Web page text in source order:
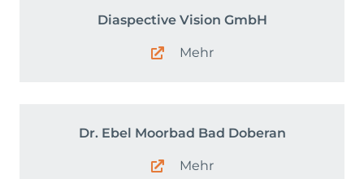
Diaspective Vision GmbH
Mehr
Dr. Ebel Moorbad Bad Doberan
Mehr